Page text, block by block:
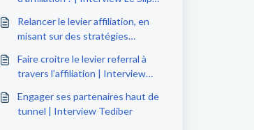
Relancer le levier affiliation, en
misant sur des stratégies
Petit Bateau
Faire croitre le levier referral à
travers l’affiliation | Interview
Engager ses partenaires haut de
tunnel | Interview Tediber